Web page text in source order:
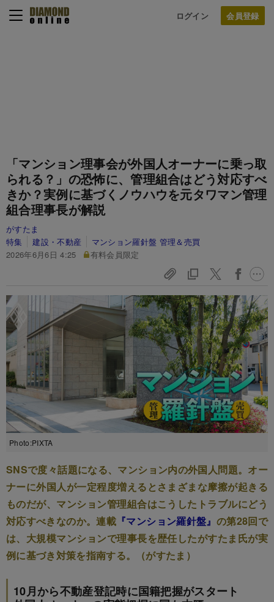
ログイン
「マンション理事会が外国人オーナーに乗っ取
られる？」の恐怖に、管理組合はどう対応すべ
きか？実例に基づくノウハウを元タワマン管理
組合理事長が解説
がすたま
特集
建設・不動産
マンション羅針盤 管理＆売買
2026年6月6日 4:25
有料会員限定
Photo:PIXTA
SNSで度々話題になる、マンション内の外国人問題。オー
ナーに外国人が一定程度増えるとさまざまな摩擦が起きる
ものだが、マンション管理組合はこうしたトラブルにどう
対応すべきなのか。連載 『マンション羅針盤』 の第28回で
は、大規模マンションで理事長を歴任したがすたま氏が実
例に基づき対策を指南する。（がすたま）
10月から不動産登記時に国籍把握がスタート